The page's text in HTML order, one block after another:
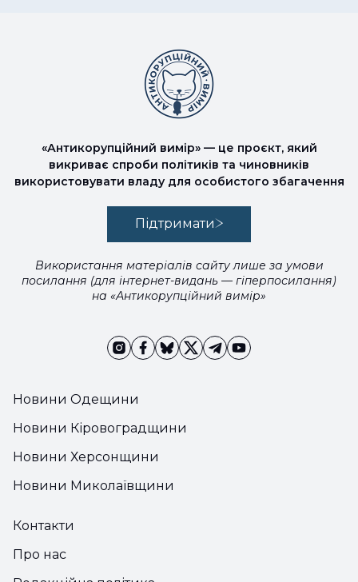
Новини Одещини
Новини Кіровоградщини
Новини Херсонщини
Новини Миколаївщини
«Антикорупційний вимір» — це проєкт, який
викриває спроби політиків та чиновників
використовувати владу для особистого збагачення
Підтримати
Використання матеріалів сайту лише за умови
посилання (для інтернет-видань — гіперпосилання)
на «Антикорупційний вимір»
Контакти
Про нас